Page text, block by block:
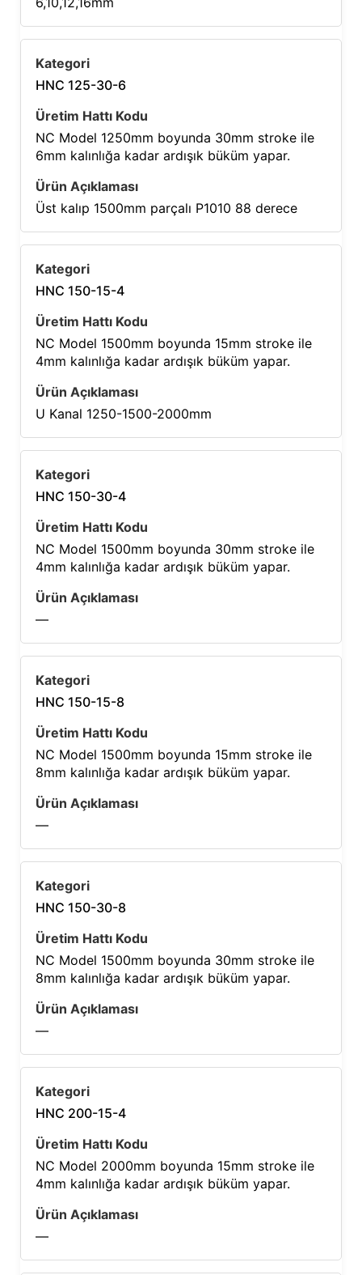
HNC 125-30-6
NC Model 1250mm boyunda 30mm stroke ile
6mm kalınlığa kadar ardışık büküm yapar.
Üst kalıp 1500mm parçalı P1010 88 derece
HNC 150-15-4
NC Model 1500mm boyunda 15mm stroke ile
4mm kalınlığa kadar ardışık büküm yapar.
U Kanal 1250-1500-2000mm
HNC 150-30-4
NC Model 1500mm boyunda 30mm stroke ile
4mm kalınlığa kadar ardışık büküm yapar.
—
HNC 150-15-8
NC Model 1500mm boyunda 15mm stroke ile
8mm kalınlığa kadar ardışık büküm yapar.
—
HNC 150-30-8
NC Model 1500mm boyunda 30mm stroke ile
8mm kalınlığa kadar ardışık büküm yapar.
—
HNC 200-15-4
NC Model 2000mm boyunda 15mm stroke ile
4mm kalınlığa kadar ardışık büküm yapar.
—